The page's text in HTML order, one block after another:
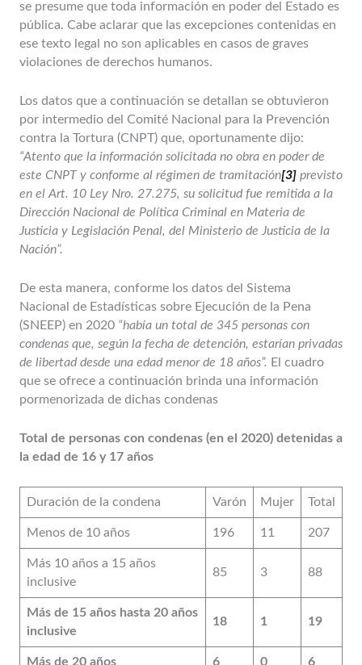
se presume que toda información en poder del Estado es
pública. Cabe aclarar que las excepciones contenidas en
ese texto legal no son aplicables en casos de graves
violaciones de derechos humanos.
Los datos que a continuación se detallan se obtuvieron
por intermedio del Comité Nacional para la Prevención
contra la Tortura (CNPT) que, oportunamente dijo:
“Atento que la información solicitada no obra en poder de
este CNPT y conforme al régimen de tramitación[3]previsto
en el Art. 10 Ley Nro. 27.275, su solicitud fue remitida a la
Dirección Nacional de Política Criminal en Materia de
Justicia y Legislación Penal, del Ministerio de Justicia de la
Nación”.
De esta manera, conforme los datos del Sistema
Nacional de Estadísticas sobre Ejecución de la Pena
(SNEEP) en 2020 “había un total de 345 personas con
condenas que, según la fecha de detención, estarían privadas
de libertad desde una edad menor de 18 años”. El cuadro
que se ofrece a continuación brinda una información
pormenorizada de dichas condenas
Total de personas con condenas (en el 2020) detenidas a
la edad de 16 y 17 años
Duración de la condena Varón Mujer Total
Menos de 10 años 196 11 207
Más 10 años a 15 años
inclusive
85 3 88
Más de 15 años hasta 20 años
inclusive
18 1 19
Más de 20 años 6 0 6